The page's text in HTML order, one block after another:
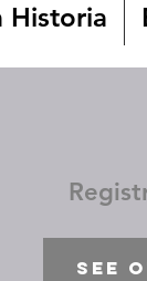
Historia
See